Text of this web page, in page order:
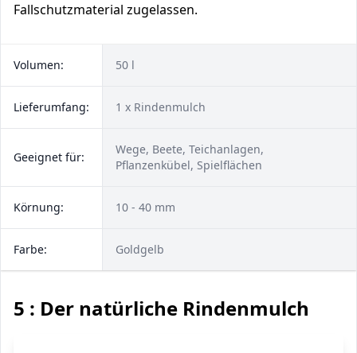
Fallschutzmaterial zugelassen.
Volumen: 50 l
Lieferumfang: 1 x Rindenmulch
Geeignet für:
Wege, Beete, Teichanlagen,
Pflanzenkübel, Spielflächen
Körnung: 10 - 40 mm
Farbe: Goldgelb
5 : Der natürliche Rindenmulch